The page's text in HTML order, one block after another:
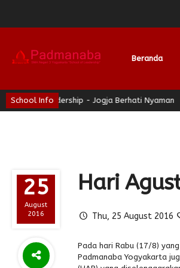
Beranda
School Info
of Leadership - Jogja Berhati Nyaman
25
August
2016
Hari
Thu, 25 August 2016
Pada hari Rabu (17/8)
Padmanaba Yogyakarta